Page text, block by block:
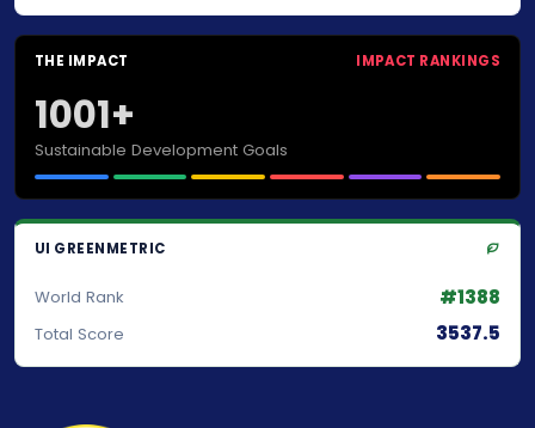
THE IMPACT IMPACT RANKINGS
1001+
Sustainable Development Goals
UI GREENMETRIC
World Rank #1388
Total Score 3537.5